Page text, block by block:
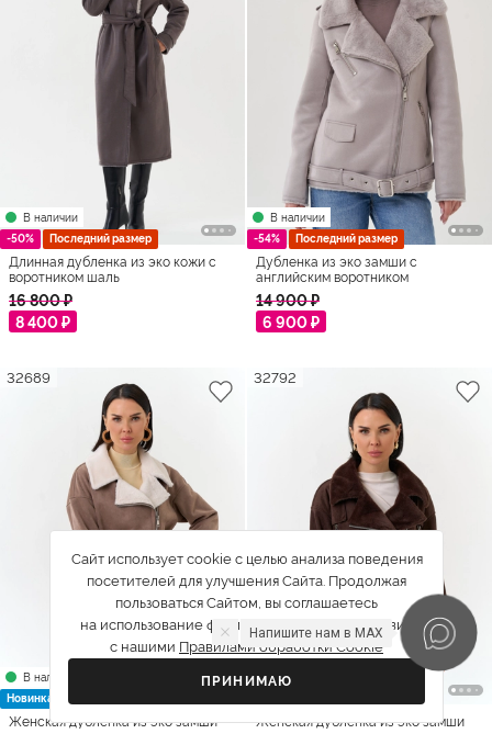
В наличии
-50%
Последний размер
Длинная дубленка из эко кожи с
воротником шаль
16 800 ₽
8 400 ₽
В наличии
-54%
Последний размер
Дубленка из эко замши с
английским воротником
14 900 ₽
6 900 ₽
В наличии
Новинка
32689
Женская дубленка из эко замши
В наличии
32792
Женская дубленка из эко замши
Сайт использует cookie с целью анализа поведения
посетителей для улучшения Сайта. Продолжая
пользоваться Сайтом, вы соглашаетесь
на использование файлов cookie в соответствии
с нашими Правилами обработки Cookie
ПРИНИМАЮ
Напишите нам в Telegram